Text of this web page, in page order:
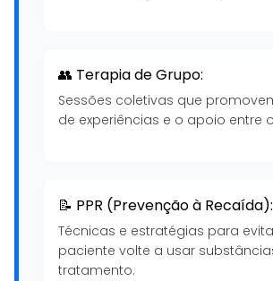
👥 Terapia de Grupo:
Sessões coletivas que
de experiências e o apoio entre
📝 PPR (Prevenção à Recaída):
Técnicas e estratégias para
paciente volte a usar
tratamento.